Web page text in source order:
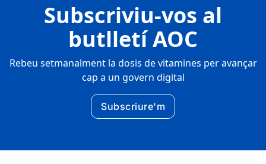
Subscriviu-vos al
butlletí AOC
Rebeu setmanalment la dosis de vitamines per avançar
cap a un govern digital
Subscriure'm